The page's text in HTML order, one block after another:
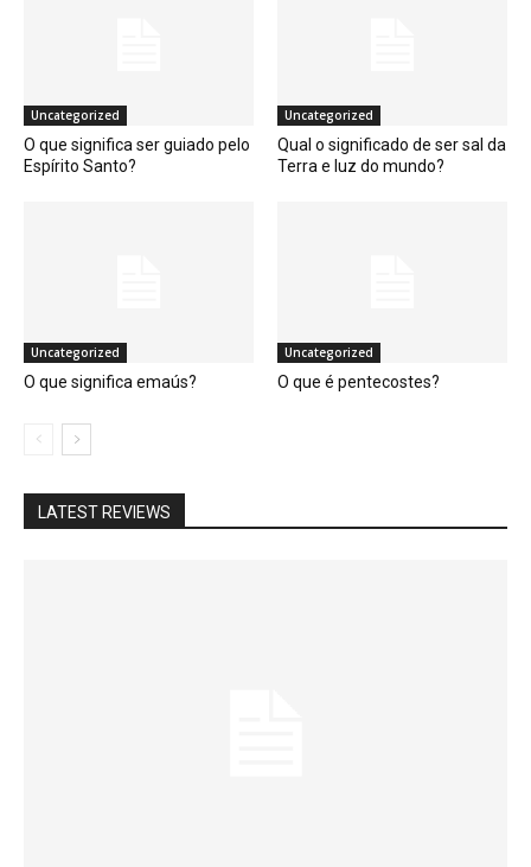
Uncategorized
O que significa ser guiado pelo
Espírito Santo?
Uncategorized
Qual o significado de ser sal da
Terra e luz do mundo?
Uncategorized
O que significa emaús?
Uncategorized
O que é pentecostes?
LATEST REVIEWS